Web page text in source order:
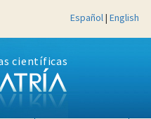
Español| English
científicas